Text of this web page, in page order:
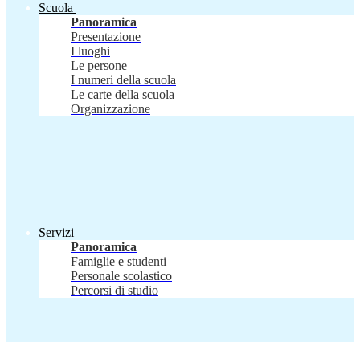
Scuola
Panoramica
Presentazione
I luoghi
Le persone
I numeri della scuola
Le carte della scuola
Organizzazione
Servizi
Panoramica
Famiglie e studenti
Personale scolastico
Percorsi di studio